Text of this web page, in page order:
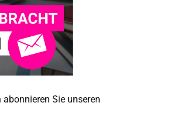
Sie unseren